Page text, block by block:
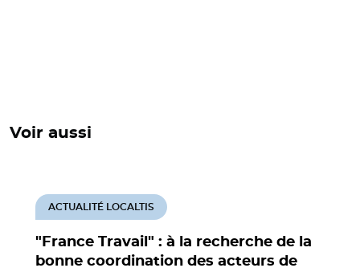
Voir aussi
"France Travail" : à la recherche de la
bonne coordination des acteurs de
ACTUALITÉ LOCALTIS